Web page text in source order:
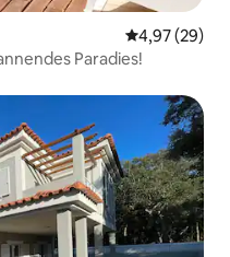
4,97 (29)
Paradies!